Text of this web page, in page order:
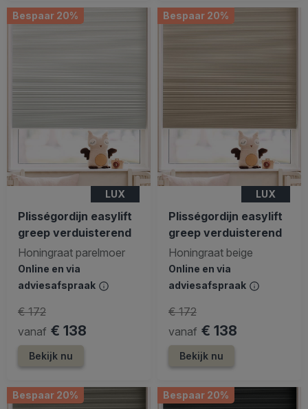
Bespaar 20%
LUX
Plisségordijn easylift
greep verduisterend
Honingraat parelmoer
Online en via
adviesafspraak
vanaf € 138
€ 172
Bekijk nu
Bespaar 20%
LUX
Plisségordijn easylift
greep verduisterend
Honingraat beige
Online en via
adviesafspraak
vanaf € 138
€ 172
Bekijk nu
Bespaar 20% Bespaar 20%